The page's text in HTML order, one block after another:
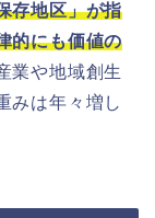
存地区」が指
的にも価値の
業や地域創生
みは年々増し